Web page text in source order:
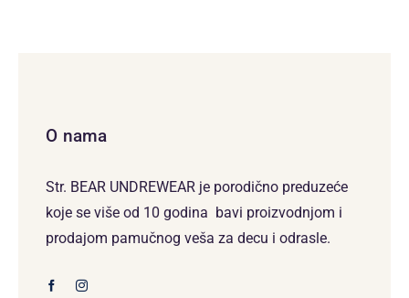
O nama
Str. BEAR UNDREWEAR je porodično preduzeće
koje se više od 10 godina bavi proizvodnjom i
prodajom pamučnog veša za decu i odrasle.